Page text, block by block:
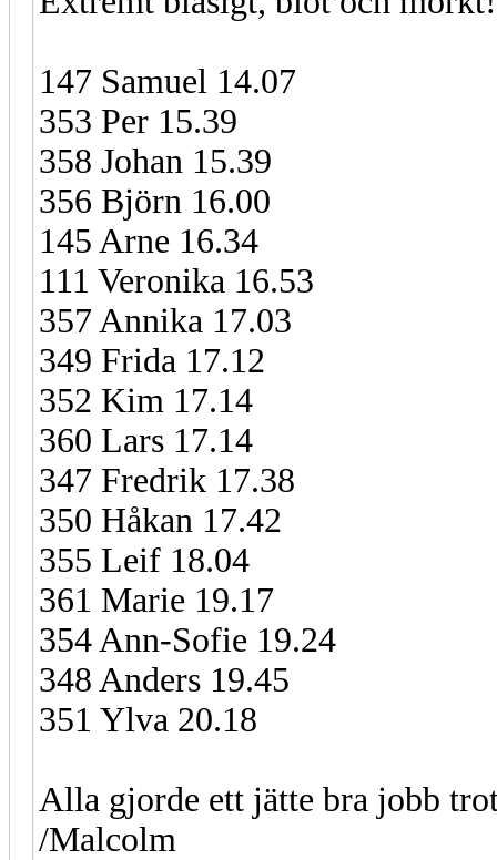
147 Samuel 14.07
353 Per 15.39
358 Johan 15.39
356 Björn 16.00
145 Arne 16.34
111 Veronika 16.53
357 Annika 17.03
349 Frida 17.12
352 Kim 17.14
360 Lars 17.14
347 Fredrik 17.38
350 Håkan 17.42
355 Leif 18.04
361 Marie 19.17
354 Ann-Sofie 19.24
348 Anders 19.45
351 Ylva 20.18
Alla gjorde ett jätte bra jobb
/Malcolm